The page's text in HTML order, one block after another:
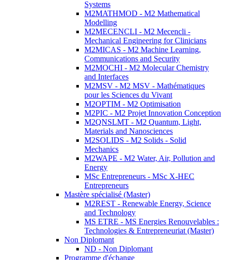
Systems
M2MATHMOD - M2 Mathematical
Modelling
M2MECENCLI - M2 Mecencli -
Mechanical Engineering for Clinicians
M2MICAS - M2 Machine Learning,
Communications and Security
M2MOCHI - M2 Molecular Chemistry
and Interfaces
M2MSV - M2 MSV - Mathématiques
pour les Sciences du Vivant
M2OPTIM - M2 Optimisation
M2PIC - M2 Projet Innovation Conception
M2QNSLMT - M2 Quantum, Light,
Materials and Nanosciences
M2SOLIDS - M2 Solids - Solid
Mechanics
M2WAPE - M2 Water, Air, Pollution and
Energy
MSc Entrepreneurs - MSc X-HEC
Entrepreneurs
Mastère spécialisé (Master)
M2REST - Renewable Energy, Science
and Technology
MS ETRE - MS Energies Renouvelables :
Technologies & Entrepreneuriat (Master)
Non Diplomant
ND - Non Diplomant
Programme d'échange